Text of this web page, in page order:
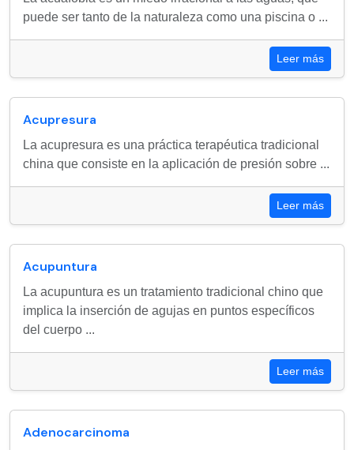
puede ser tanto de la naturaleza como una piscina o ...
Leer más
Acupresura
La acupresura es una práctica terapéutica tradicional
china que consiste en la aplicación de presión sobre ...
Leer más
Acupuntura
La acupuntura es un tratamiento tradicional chino que
implica la inserción de agujas en puntos específicos
del cuerpo ...
Leer más
Adenocarcinoma